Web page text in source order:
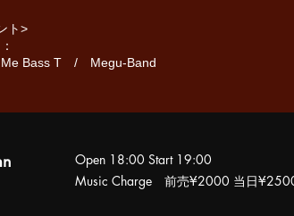
ト>
Bass T / Megu-Band
Open 18:00 Start 19:00
Music Charge 前売¥2000 当日